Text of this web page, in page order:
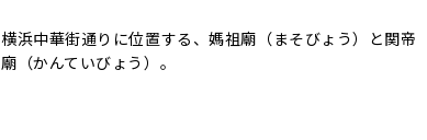
横浜中華街通りに位置する、媽祖廟（まそびょう）と関帝
廟（かんていびょう）。